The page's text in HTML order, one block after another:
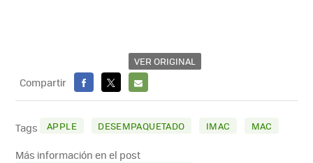
VER ORIGINAL
Compartir
FACEBOOK
X
E-
MAIL
Tags APPLE DESEMPAQUETADO IMAC MAC
Más información en el post